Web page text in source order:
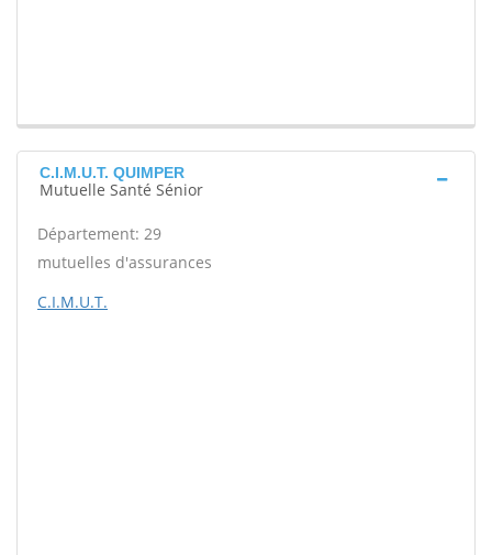
C.I.M.U.T. QUIMPER
Mutuelle Santé Sénior
Département: 29
mutuelles d'assurances
C.I.M.U.T.